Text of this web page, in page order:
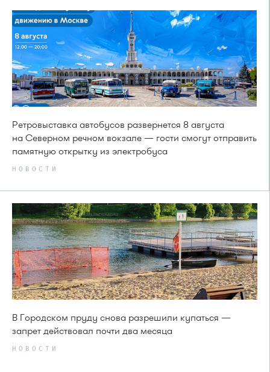
Ретровыставка автобусов развернется 8 августа
на Северном речном вокзале — гости смогут отправить
памятную открытку из электробуса
НОВОСТИ
В Городском пруду снова разрешили купаться —
запрет действовал почти два месяца
НОВОСТИ